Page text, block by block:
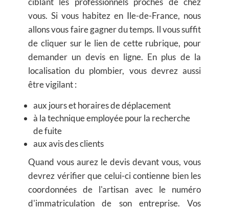
vous. Si vous habitez en Ile-de-France, nous
allons vous faire gagner du temps. Il vous suffit
de cliquer sur le lien de cette rubrique, pour
demander un devis en ligne. En plus de la
localisation du plombier, vous devrez aussi
être vigilant :
aux jours et horaires de déplacement
à la technique employée pour la recherche
de fuite
aux avis des clients
Quand vous aurez le devis devant vous, vous
devrez vérifier que celui-ci contienne bien les
coordonnées de l'artisan avec le numéro
d'immatriculation de son entreprise. Vos